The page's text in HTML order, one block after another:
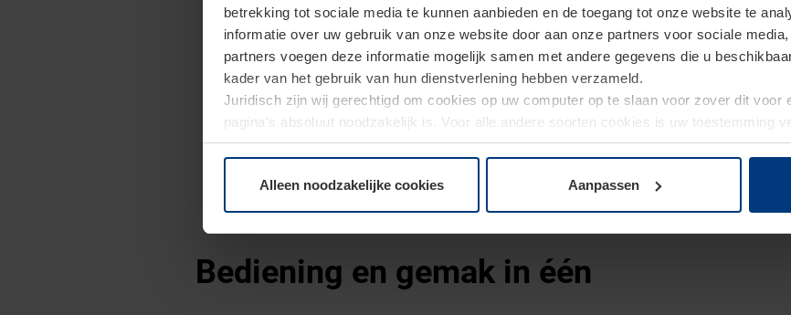
betrekking tot sociale media te kunnen aanbieden en de toegang tot onze website te
informatie over uw gebruik van onze website door aan onze partners voor sociale
partners voegen deze informatie mogelijk samen met andere gegevens die u
kader van het gebruik van hun dienstverlening hebben verzameld.
Juridisch zijn wij gerechtigd om cookies op uw computer op te slaan voor zover dit voor
pagina's absoluut noodzakelijk is. Voor alle andere soorten cookies is uw toestemming
elk moment bij de uitleg van de cookies op paginaprivacyverklaringop onze website
Alleen noodzakelijke cookies Aanpassen
Bediening en gemak in één